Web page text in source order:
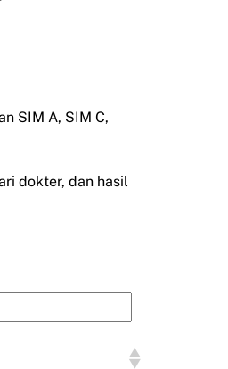
SIM A, SIM C,
dokter, dan hasil